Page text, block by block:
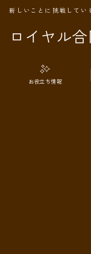
ロイヤル
新しいことに挑戦してい
MENU
TOPページ
お役立ち情報